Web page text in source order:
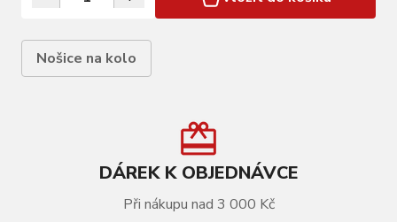
Nošice na kolo
DÁREK K OBJEDNÁVCE
Při nákupu nad 3 000 Kč